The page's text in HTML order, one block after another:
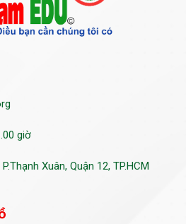
giờ
Xuân, Quận 12, TP.HCM